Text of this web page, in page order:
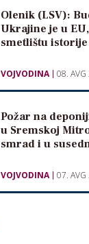
Olenik (LSV):
Ukrajine je u
smetlištu istorije
VOJVODINA 08.
Požar na
u Sremskoj
smrad i u
VOJVODINA 07.